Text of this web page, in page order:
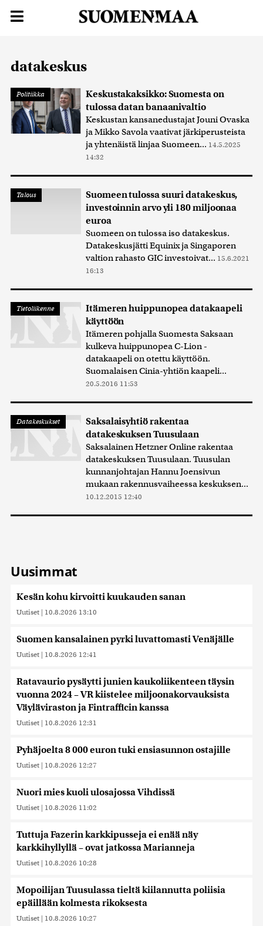
datakeskus
Politiikka
Keskustakaksikko: Suomesta on
tulossa datan banaanivaltio
Keskustan kansanedustajat Jouni Ovaska
ja Mikko Savola vaativat järkiperusteista
ja yhtenäistä linjaa Suomeen... 14.5.2025
14:32
Talous
Suomeen tulossa suuri datakeskus,
investoinnin arvo yli 180 miljoonaa
euroa
Suomeen on tulossa iso datakeskus.
Datakeskusjätti Equinix ja Singaporen
valtion rahasto GIC investoivat... 15.6.2021
16:13
Tietoliikenne
Itämeren huippunopea datakaapeli
käyttöön
Itämeren pohjalla Suomesta Saksaan
kulkeva huippunopea C-Lion -
datakaapeli on otettu käyttöön.
Suomalaisen Cinia-yhtiön kaapeli...
20.5.2016 11:53
Datakeskukset
Saksalaisyhtiö rakentaa
datakeskuksen Tuusulaan
Saksalainen Hetzner Online rakentaa
datakeskuksen Tuusulaan. Tuusulan
kunnanjohtajan Hannu Joensivun
mukaan rakennusvaiheessa keskuksen...
10.12.2015 12:40
Uusimmat
Kesän kohu kirvoitti kuukauden sanan
Uutiset | 10.8.2026 13:10
Suomen kansalainen pyrki luvattomasti Venäjälle
Uutiset | 10.8.2026 12:41
Ratavaurio pysäytti junien kaukoliikenteen täysin
vuonna 2024 – VR kiistelee miljoonakorvauksista
Väyläviraston ja Fintrafficin kanssa
Uutiset | 10.8.2026 12:31
Pyhäjoelta 8 000 euron tuki ensiasunnon ostajille
Uutiset | 10.8.2026 12:27
Nuori mies kuoli ulosajossa Vihdissä
Uutiset | 10.8.2026 11:02
Tuttuja Fazerin karkkipusseja ei enää näy
karkkihyllyllä – ovat jatkossa Marianneja
Uutiset | 10.8.2026 10:28
Mopoilijan Tuusulassa tieltä kiilannutta poliisia
epäillään kolmesta rikoksesta
Uutiset | 10.8.2026 10:27